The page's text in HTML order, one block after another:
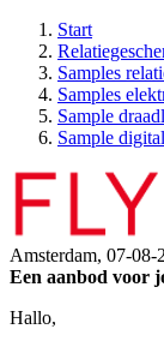
Start
Samples
Samples
Sample
Sample
Amsterdam, 07-08-
Een aanbod voor
Hallo,